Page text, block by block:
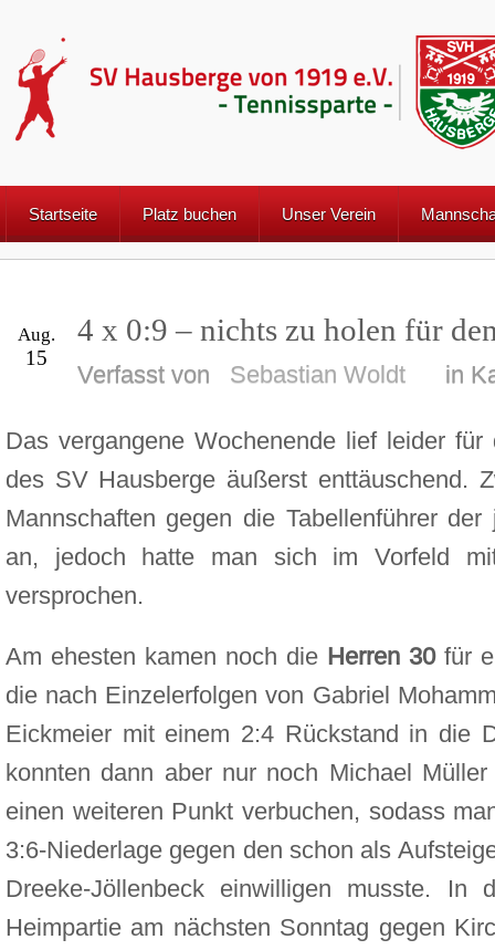
Startseite Platz buchen Unser Verein
4 x 0:9 – nichts zu holen für
Aug.
15
Verfasst von Sebastian Woldt in
Das vergangene Wochenende lief leider für
des SV Hausberge äußerst enttäuschend.
Mannschaften gegen die Tabellenführer der
an, jedoch hatte man sich im Vorfeld
versprochen.
Am ehesten kamen noch die Herren 30für
die nach Einzelerfolgen von Gabriel
Eickmeier mit einem 2:4 Rückstand in die
konnten dann aber nur noch Michael
einen weiteren Punkt verbuchen, sodass
3:6-Niederlage gegen den schon als
Dreeke-Jöllenbeck einwilligen musste. In
Heimpartie am nächsten Sonntag gegen